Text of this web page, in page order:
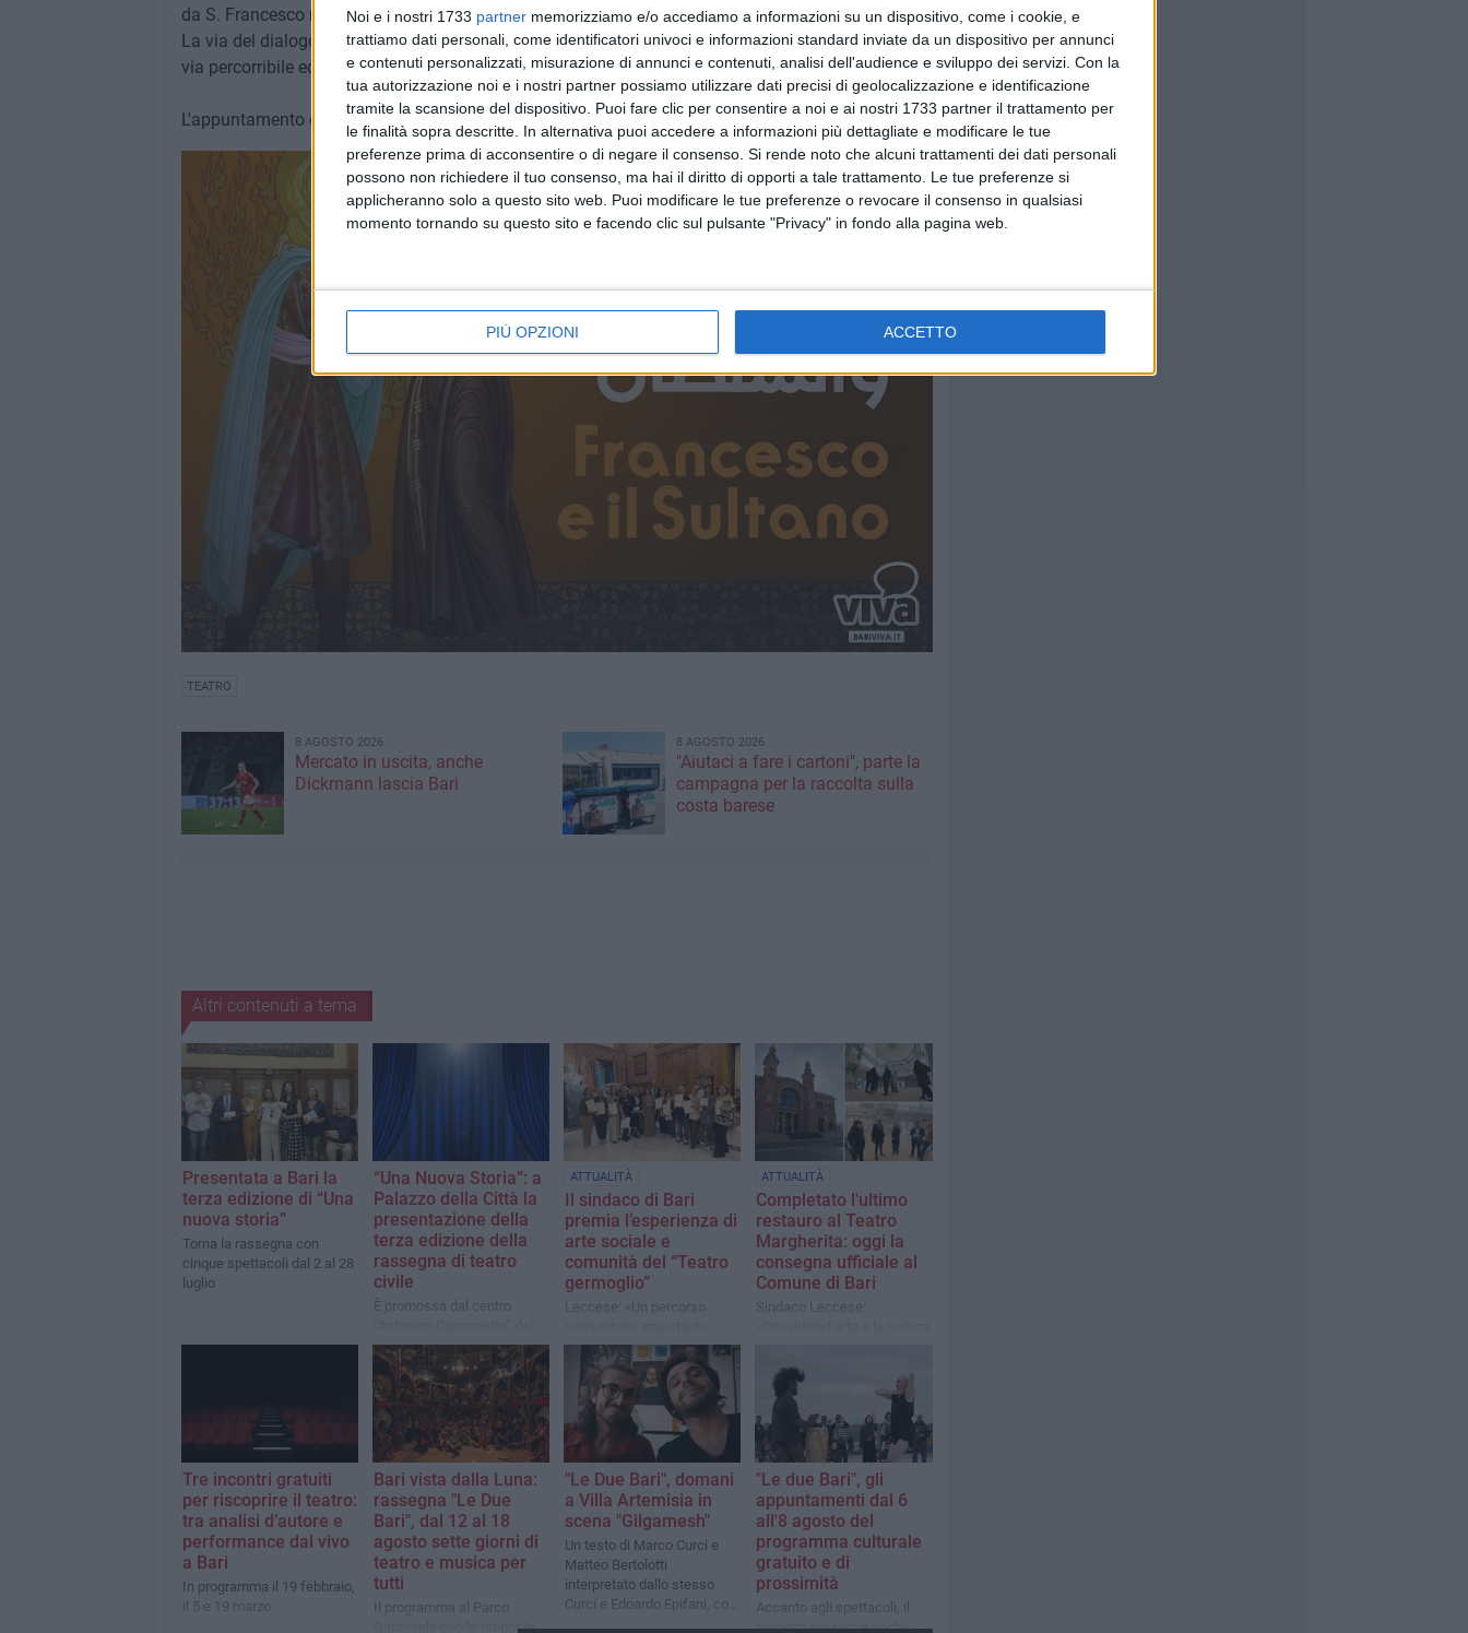
Noi e i nostri 1733 partner memorizziamo e/o accediamo a informazioni su un dispositivo, come i cookie, e
trattiamo dati personali, come identificatori univoci e informazioni standard inviate da un dispositivo per annunci
e contenuti personalizzati, misurazione di annunci e contenuti, analisi dell'audience e sviluppo dei servizi. Con la
tua autorizzazione noi e i nostri partner possiamo utilizzare dati precisi di geolocalizzazione e identificazione
tramite la scansione del dispositivo. Puoi fare clic per consentire a noi e ai nostri 1733 partner il trattamento per
le finalità sopra descritte. In alternativa puoi accedere a informazioni più dettagliate e modificare le tue
preferenze prima di acconsentire o di negare il consenso. Si rende noto che alcuni trattamenti dei dati personali
possono non richiedere il tuo consenso, ma hai il diritto di opporti a tale trattamento. Le tue preferenze si
applicheranno solo a questo sito web. Puoi modificare le tue preferenze o revocare il consenso in qualsiasi
momento tornando su questo sito e facendo clic sul pulsante "Privacy" in fondo alla pagina web.
PIÙ OPZIONI ACCETTO
da S. Francesco nell'incontro col Sultano Malek al-Kamil arrivi fino agli estremi confini della terra.
La via del dialogo, della tolleranza, della fratellanza e della coesistenza pacifica è e rimane l'unica
via percorribile ed è la carta vincente per il Libano, per il Medio Oriente e per tutto il mondo.
L'appuntamento è fissato alla Cattedrale di Bari, sabato 21 maggio 2022, ore 20.30.
TEATRO
8 AGOSTO 2026
Mercato in uscita, anche
Dickmann lascia Bari
8 AGOSTO 2026
"Aiutaci a fare i cartoni", parte la
campagna per la raccolta sulla
costa barese
Altri contenuti a tema
Presentata a Bari la
terza edizione di “Una
nuova storia”
Torna la rassegna con
cinque spettacoli dal 2 al 28
luglio
“Una Nuova Storia”: a
Palazzo della Città la
presentazione della
terza edizione della
rassegna di teatro
civile
È promossa dal centro
Municipio II
ATTUALITÀ
Il sindaco di Bari
premia l’esperienza di
arte sociale e
comunità del “Teatro
germoglio”
Leccese: «Un percorso
perché si realizza all'interno
del Centro servizi per le
famiglie del quartiere San
Girolamo»
ATTUALITÀ
Completato l'ultimo
restauro al Teatro
Margherita: oggi la
consegna ufficiale al
Comune di Bari
Sindaco Leccese:
crescita di una comunità»
Tre incontri gratuiti
per riscoprire il teatro:
tra analisi d’autore e
performance dal vivo
a Bari
In programma il 19 febbraio,
il 5 e 19 marzo
Bari vista dalla Luna:
rassegna "Le Due
Bari", dal 12 al 18
agosto sette giorni di
teatro e musica per
tutti
Il programma al Parco
Gargasole con le proposte
"Le Due Bari", domani
a Villa Artemisia in
scena "Gilgamesh"
Un testo di Marco Curci e
Matteo Bertolotti
interpretato dallo stesso
Curci e Edoardo Epifani, con
"Le due Bari", gli
appuntamenti dal 6
all'8 agosto del
programma culturale
gratuito e di
prossimità
Accanto agli spettacoli, il
progetto prosegue anche